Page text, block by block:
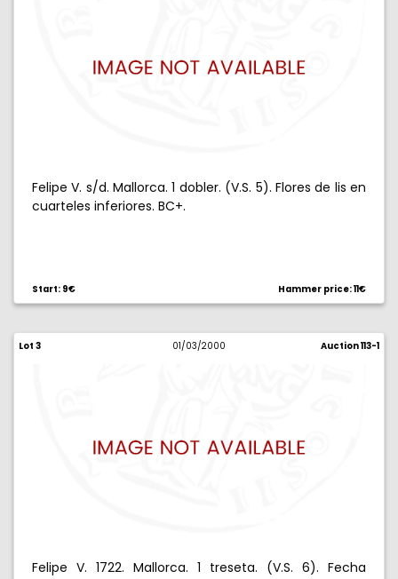
Felipe V. s/d. Mallorca. 1 dobler. (V.S. 5). Flores de lis en
cuarteles inferiores. BC+.
Start: 9€ Hammer price: 11€
Lot 3 01/03/2000 Auction 113-1
Felipe V. 1722. Mallorca. 1 treseta. (V.S. 6). Fecha